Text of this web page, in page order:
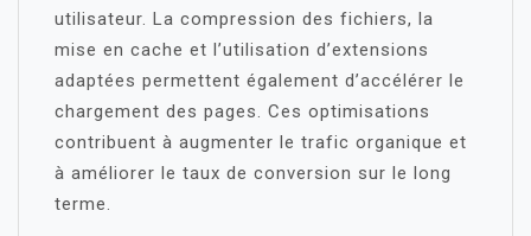
utilisateur. La compression des fichiers, la
mise en cache et l’utilisation d’extensions
adaptées permettent également d’accélérer le
chargement des pages. Ces optimisations
contribuent à augmenter le trafic organique et
à améliorer le taux de conversion sur le long
terme.